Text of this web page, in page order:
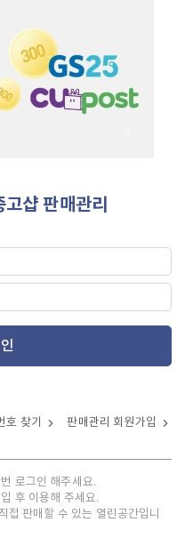
고샵 판매관리
호 찾기 판매관리 회원가입
로그인 해주세요.
후 이용해 주세요.
접 판매할 수 있는 열린공간입니